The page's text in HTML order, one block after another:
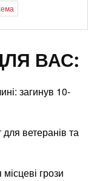
ВАС:
загинув 10-
ветеранів та
грози